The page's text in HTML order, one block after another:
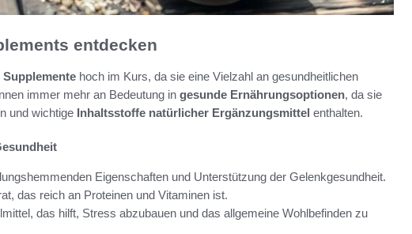
entdecken
hoch im Kurs, da sie eine Vielzahl an gesundheitlichen
immer mehr an Bedeutung in gesunde Ernährungsoptionen, da sie
und wichtige Inhaltsstoffe natürlicher Ergänzungsmittel enthalten.
Eigenschaften und Unterstützung der Gelenkgesundheit.
das reich an Proteinen und Vitaminen ist.
das hilft, Stress abzubauen und das allgemeine Wohlbefinden zu